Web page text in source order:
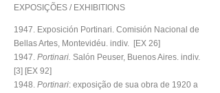
EXPOSIÇÕES / EXHIBITIONS
1947. Exposición Portinari. Comisión Nacional de
Bellas Artes, Montevidéu. indiv. [EX 26]
1947. Portinari. Salón Peuser, Buenos Aires. indiv.
[3] [EX 92]
1948. Portinari: exposição de sua obra de 1920 a